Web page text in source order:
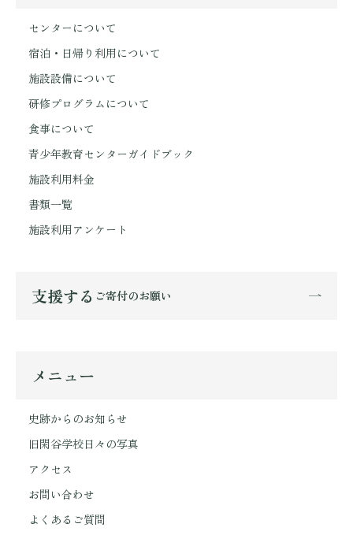
センターについて
宿泊・日帰り利用について
施設設備について
研修プログラムについて
食事について
青少年教育センターガイドブック
施設利用料金
書類一覧
施設利用アンケート
支援する ご寄付のお願い
メニュー
史跡からのお知らせ
旧閑谷学校日々の写真
アクセス
お問い合わせ
よくあるご質問